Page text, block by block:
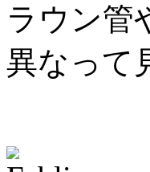
ラウン管
異なって